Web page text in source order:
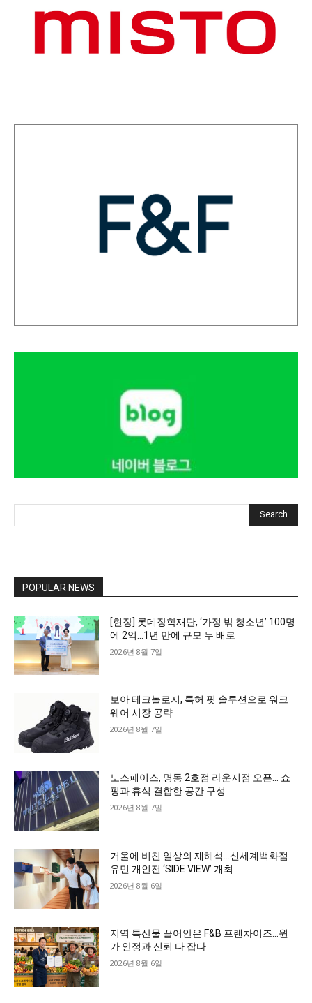
Search
POPULAR NEWS
[현장] 롯데장학재단, ‘가정 밖 청소년’ 100명
에 2억…1년 만에 규모 두 배로
2026년 8월 7일
보아 테크놀로지, 특허 핏 솔루션으로 워크
웨어 시장 공략
2026년 8월 7일
노스페이스, 명동 2호점 라운지점 오픈… 쇼
핑과 휴식 결합한 공간 구성
2026년 8월 7일
거울에 비친 일상의 재해석…신세계백화점
유민 개인전 ‘SIDE VIEW’ 개최
2026년 8월 6일
지역 특산물 끌어안은 F&B 프랜차이즈…원
가 안정과 신뢰 다 잡다
2026년 8월 6일